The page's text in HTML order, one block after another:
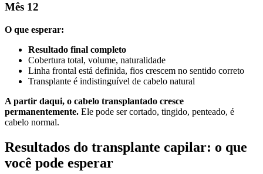
Mês 12
O que esperar:
Resultado final completo
Cobertura total, volume, naturalidade
Linha frontal está definida, fios crescem no sentido correto
Transplante é indistinguível de cabelo natural
A partir daqui, o cabelo transplantado cresce
permanentemente. Ele pode ser cortado, tingido, penteado, é
cabelo normal.
Resultados do transplante capilar: o que
você pode esperar